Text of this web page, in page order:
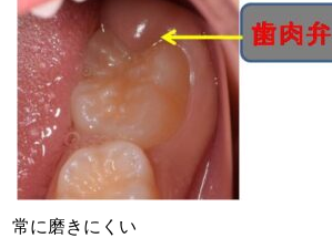
常に磨きにくい